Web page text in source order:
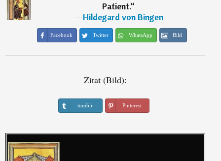
Patient.“
―Hildegard von Bingen
Facebook Twitter WhatsApp Bild
Zitat (Bild):
tumblr Pinterest